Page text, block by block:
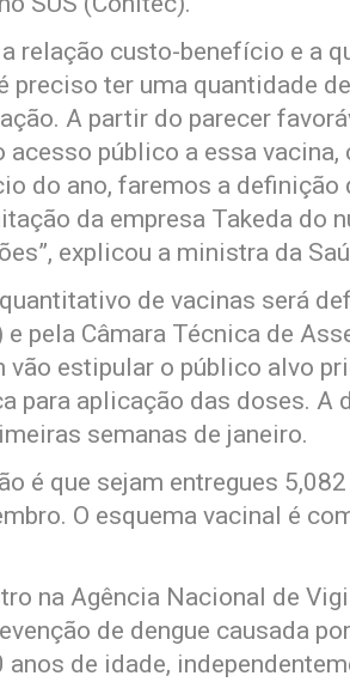
relação custo-benefício e a
preciso ter uma quantidade
A partir do parecer
público a essa vacina,
do ano, faremos a
da empresa Takeda do
explicou a ministra da
de vacinas será
pela Câmara Técnica de
vão estipular o público alvo
para aplicação das doses. A
semanas de janeiro.
é que sejam entregues
O esquema vacinal é
na Agência Nacional de
de dengue causada
de idade,